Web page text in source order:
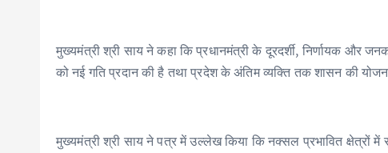
मुख्यमंत्री श्री साय ने कहा कि प्रधानमंत्री के दूरदर्शी, निर्णायक और
को नई गति प्रदान की है तथा प्रदेश के अंतिम व्यक्ति तक शासन की
मुख्यमंत्री श्री साय ने पत्र में उल्लेख किया कि नक्सल प्रभावित क्षेत्रों